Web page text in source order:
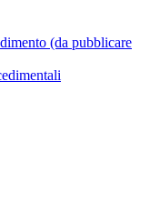
(da pubblicare